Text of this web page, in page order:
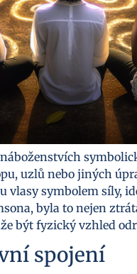
uzlů nebo jiných
symbolem síly,
byla to nejen
být fyzický vzhled
spojení